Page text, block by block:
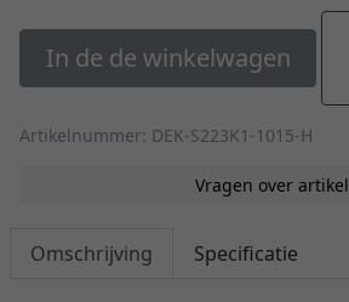
In de de winkelwagen
Artikelnummer: DEK-S223K1-1015-H
Vragen over artikel
Omschrijving Specificatie